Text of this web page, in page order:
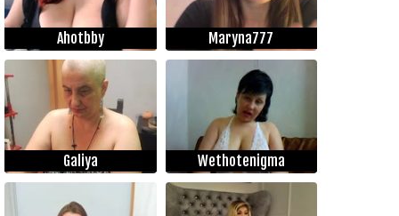
Ahotbby Maryna777
Galiya Wethotenigma